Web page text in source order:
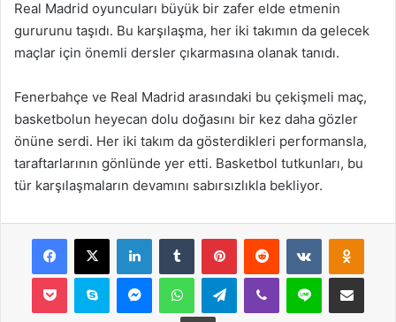
Real Madrid oyuncuları büyük bir zafer elde etmenin
gururunu taşıdı. Bu karşılaşma, her iki takımın da gelecek
maçlar için önemli dersler çıkarmasına olanak tanıdı.
Fenerbahçe ve Real Madrid arasındaki bu çekişmeli maç,
basketbolun heyecan dolu doğasını bir kez daha gözler
önüne serdi. Her iki takım da gösterdikleri performansla,
taraftarlarının gönlünde yer etti. Basketbol tutkunları, bu
tür karşılaşmaların devamını sabırsızlıkla bekliyor.
Facebook
X LinkedInTumblr PinterestReddit VKontakte
Pocket Skype MessengerWhatsAppTelegramViber Line E-Posta ile
Yazdır